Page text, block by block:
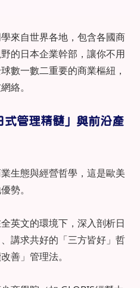
來自世界各地，包含各國商
的日本企業幹部，讓你不用
數一數二重要的商業樞紐，
絡。
管理精髓」與前沿產
生態與經營哲學，這是歐美
勢。
英文的環境下，深入剖析日
講求共好的「三方皆好」哲
善」管理法。